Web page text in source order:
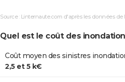
Inondations et/ou Coulées de
Boue
Source : Linternaute.com d'après les données de
Quel est le coût des
Coût moyen des sinistres
2,5 et 5 k€